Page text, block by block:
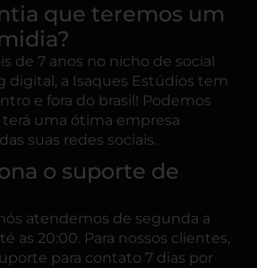
que teremos um
de 7 anos no nicho de social
digital, a Isaques Estúdios tem
e fora do brasil! Podemos
uma ótima empresa
suas redes sociais.
o suporte de
atendemos de segunda a
as 20:00. Para nossos clientes,
para contato 7 dias por